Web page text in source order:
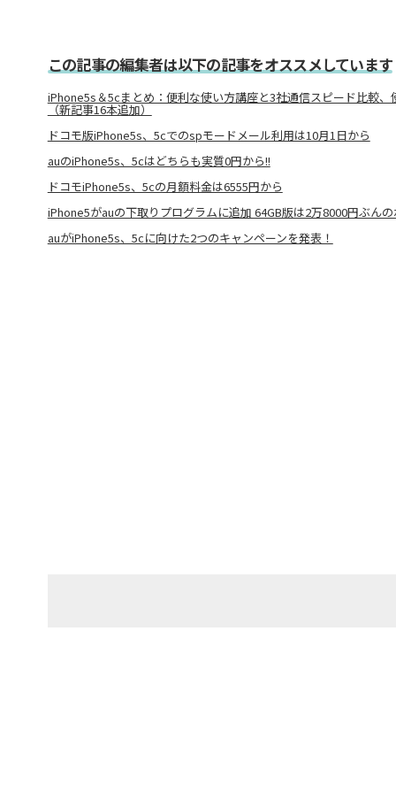
この記事の編集者は以下の記事をオススメしています
iPhone5s＆5cまとめ：便利な使い方講座と3社通信スピード比較、
（新記事16本追加）
ドコモ版iPhone5s、5cでのspモードメール利用は10月1日から
auのiPhone5s、5cはどちらも実質0円から!!
ドコモiPhone5s、5cの月額料金は6555円から
iPhone5がauの下取りプログラムに追加 64GB版は2万8000円ぶん
auがiPhone5s、5cに向けた2つのキャンペーンを発表！